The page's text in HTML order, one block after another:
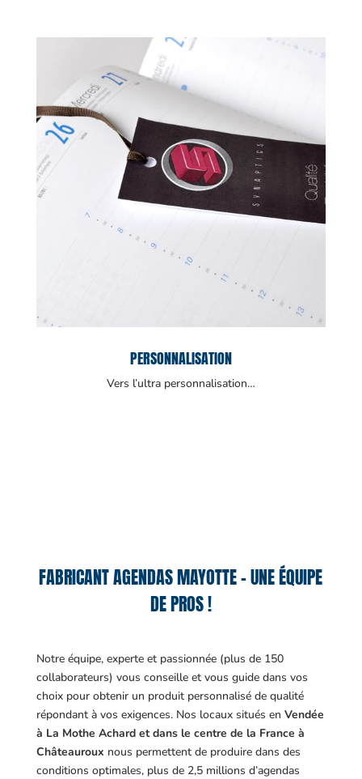
PERSONNALISATION
Vers l’ultra personnalisation…
FABRICANT AGENDAS MAYOTTE – UNE ÉQUIPE
DE PROS !
Notre équipe, experte et passionnée (plus de 150
collaborateurs) vous conseille et vous guide dans vos
choix pour obtenir un produit personnalisé de qualité
répondant à vos exigences. Nos locaux situés en Vendée
à La Mothe Achard et dans le centre de la France à
Châteauroux nous permettent de produire dans des
conditions optimales, plus de 2,5 millions d’agendas